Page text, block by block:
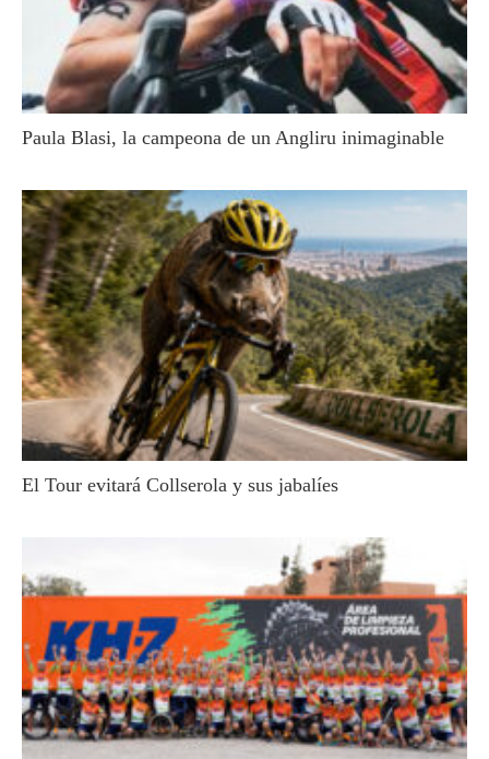
Paula Blasi, la campeona de un Angliru inimaginable
El Tour evitará Collserola y sus jabalíes